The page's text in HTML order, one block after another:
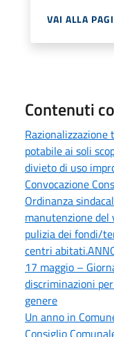
VAI ALLA
Contenuti
Razionalizzazione
potabile ai soli
divieto di uso
Convocazione
Ordinanza
manutenzione del
pulizia dei fondi/
centri
17 maggio –
discriminazioni
genere
Un anno in
Consiglio